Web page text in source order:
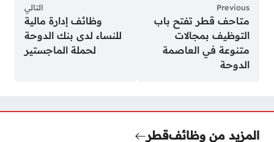
Previous
متاحف قطر تفتح باب
التوظيف بمجالات
متنوعة في العاصمة
الدوحة
التالي
وظائف إدارة مالية
للنساء لدى بنك الدوحة
لحملة الماجستير
المزيد من وظائفقطر